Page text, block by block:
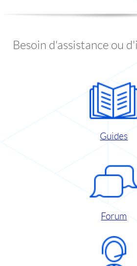
Besoin d'assistance ou
Guides
Forum